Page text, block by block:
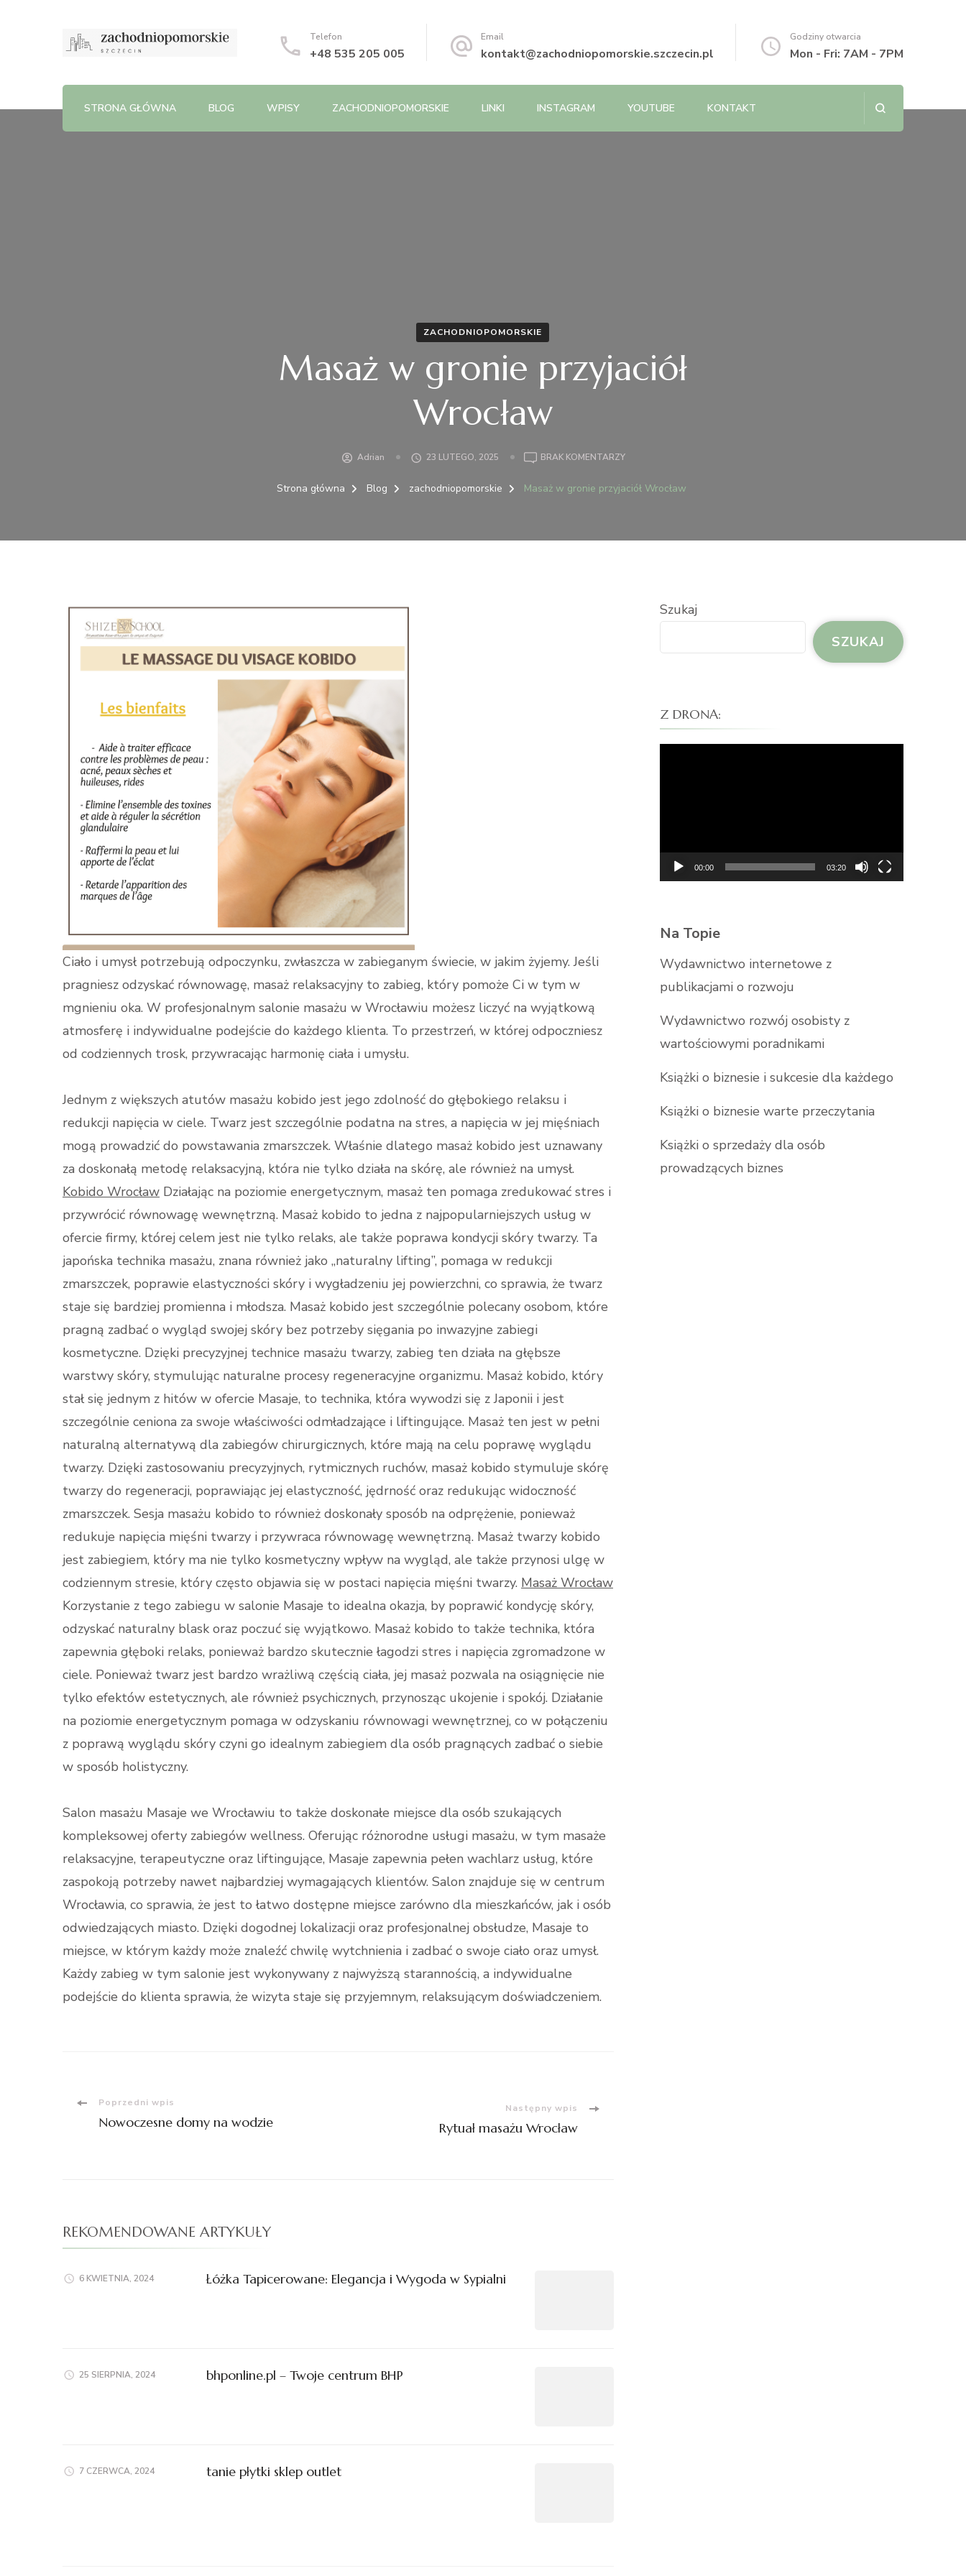
Telefon
+48 535 205 005
Email
kontakt@zachodniopomorskie.szczecin.pl
Godziny otwarcia
Mon - Fri: 7AM - 7PM
STRONA GŁÓWNA BLOG WPISY ZACHODNIOPOMORSKIE LINKI INSTAGRAM YOUTUBE KONTAKT
ZACHODNIOPOMORSKIE
Masaż w gronie przyjaciół
Wrocław
Adrian 23 LUTEGO, 2025 BRAK KOMENTARZYDO
W
Strona główna Blog zachodniopomorskie Masaż w gronie przyjaciół Wrocław
Ciało i umysł potrzebują odpoczynku, zwłaszcza w zabieganym świecie, w jakim żyjemy. Jeśli
pragniesz odzyskać równowagę, masaż relaksacyjny to zabieg, który pomoże Ci w tym w
mgnieniu oka. W profesjonalnym salonie masażu w Wrocławiu możesz liczyć na wyjątkową
atmosferę i indywidualne podejście do każdego klienta. To przestrzeń, w której odpoczniesz
od codziennych trosk, przywracając harmonię ciała i umysłu.
Jednym z większych atutów masażu kobido jest jego zdolność do głębokiego relaksu i
redukcji napięcia w ciele. Twarz jest szczególnie podatna na stres, a napięcia w jej mięśniach
mogą prowadzić do powstawania zmarszczek. Właśnie dlatego masaż kobido jest uznawany
za doskonałą metodę relaksacyjną, która nie tylko działa na skórę, ale również na umysł.
Kobido Wrocław Działając na poziomie energetycznym, masaż ten pomaga zredukować stres i
przywrócić równowagę wewnętrzną. Masaż kobido to jedna z najpopularniejszych usług w
ofercie firmy, której celem jest nie tylko relaks, ale także poprawa kondycji skóry twarzy. Ta
japońska technika masażu, znana również jako „naturalny lifting”, pomaga w redukcji
zmarszczek, poprawie elastyczności skóry i wygładzeniu jej powierzchni, co sprawia, że twarz
staje się bardziej promienna i młodsza. Masaż kobido jest szczególnie polecany osobom, które
pragną zadbać o wygląd swojej skóry bez potrzeby sięgania po inwazyjne zabiegi
kosmetyczne. Dzięki precyzyjnej technice masażu twarzy, zabieg ten działa na głębsze
warstwy skóry, stymulując naturalne procesy regeneracyjne organizmu. Masaż kobido, który
stał się jednym z hitów w ofercie Masaje, to technika, która wywodzi się z Japonii i jest
szczególnie ceniona za swoje właściwości odmładzające i liftingujące. Masaż ten jest w pełni
naturalną alternatywą dla zabiegów chirurgicznych, które mają na celu poprawę wyglądu
twarzy. Dzięki zastosowaniu precyzyjnych, rytmicznych ruchów, masaż kobido stymuluje skórę
twarzy do regeneracji, poprawiając jej elastyczność, jędrność oraz redukując widoczność
zmarszczek. Sesja masażu kobido to również doskonały sposób na odprężenie, ponieważ
redukuje napięcia mięśni twarzy i przywraca równowagę wewnętrzną. Masaż twarzy kobido
jest zabiegiem, który ma nie tylko kosmetyczny wpływ na wygląd, ale także przynosi ulgę w
codziennym stresie, który często objawia się w postaci napięcia mięśni twarzy. Masaż Wrocław
Korzystanie z tego zabiegu w salonie Masaje to idealna okazja, by poprawić kondycję skóry,
odzyskać naturalny blask oraz poczuć się wyjątkowo. Masaż kobido to także technika, która
zapewnia głęboki relaks, ponieważ bardzo skutecznie łagodzi stres i napięcia zgromadzone w
ciele. Ponieważ twarz jest bardzo wrażliwą częścią ciała, jej masaż pozwala na osiągnięcie nie
tylko efektów estetycznych, ale również psychicznych, przynosząc ukojenie i spokój. Działanie
na poziomie energetycznym pomaga w odzyskaniu równowagi wewnętrznej, co w połączeniu
z poprawą wyglądu skóry czyni go idealnym zabiegiem dla osób pragnących zadbać o siebie
w sposób holistyczny.
Salon masażu Masaje we Wrocławiu to także doskonałe miejsce dla osób szukających
kompleksowej oferty zabiegów wellness. Oferując różnorodne usługi masażu, w tym masaże
relaksacyjne, terapeutyczne oraz liftingujące, Masaje zapewnia pełen wachlarz usług, które
zaspokoją potrzeby nawet najbardziej wymagających klientów. Salon znajduje się w centrum
Wrocławia, co sprawia, że jest to łatwo dostępne miejsce zarówno dla mieszkańców, jak i osób
odwiedzających miasto. Dzięki dogodnej lokalizacji oraz profesjonalnej obsłudze, Masaje to
miejsce, w którym każdy może znaleźć chwilę wytchnienia i zadbać o swoje ciało oraz umysł.
Każdy zabieg w tym salonie jest wykonywany z najwyższą starannością, a indywidualne
podejście do klienta sprawia, że wizyta staje się przyjemnym, relaksującym doświadczeniem.
Nawigacja
Poprzedni wpis
Nowoczesne domy na wodzie
Następny wpis
Rytuał masażu Wrocław
REKOMENDOWANE ARTYKUŁY
6 KWIETNIA, 2024 Łóżka Tapicerowane: Elegancja i Wygoda w Sypialni
25 SIERPNIA, 2024 bhponline.pl – Twoje centrum BHP
7 CZERWCA, 2024 tanie płytki sklep outlet
Szukaj
SZUKAJ
Z DRONA:
00:00 03:20
Na Topie
Wydawnictwo internetowe z
publikacjami o rozwoju
Wydawnictwo rozwój osobisty z
wartościowymi poradnikami
Książki o biznesie i sukcesie dla każdego
Książki o biznesie warte przeczytania
Książki o sprzedaży dla osób
prowadzących biznes